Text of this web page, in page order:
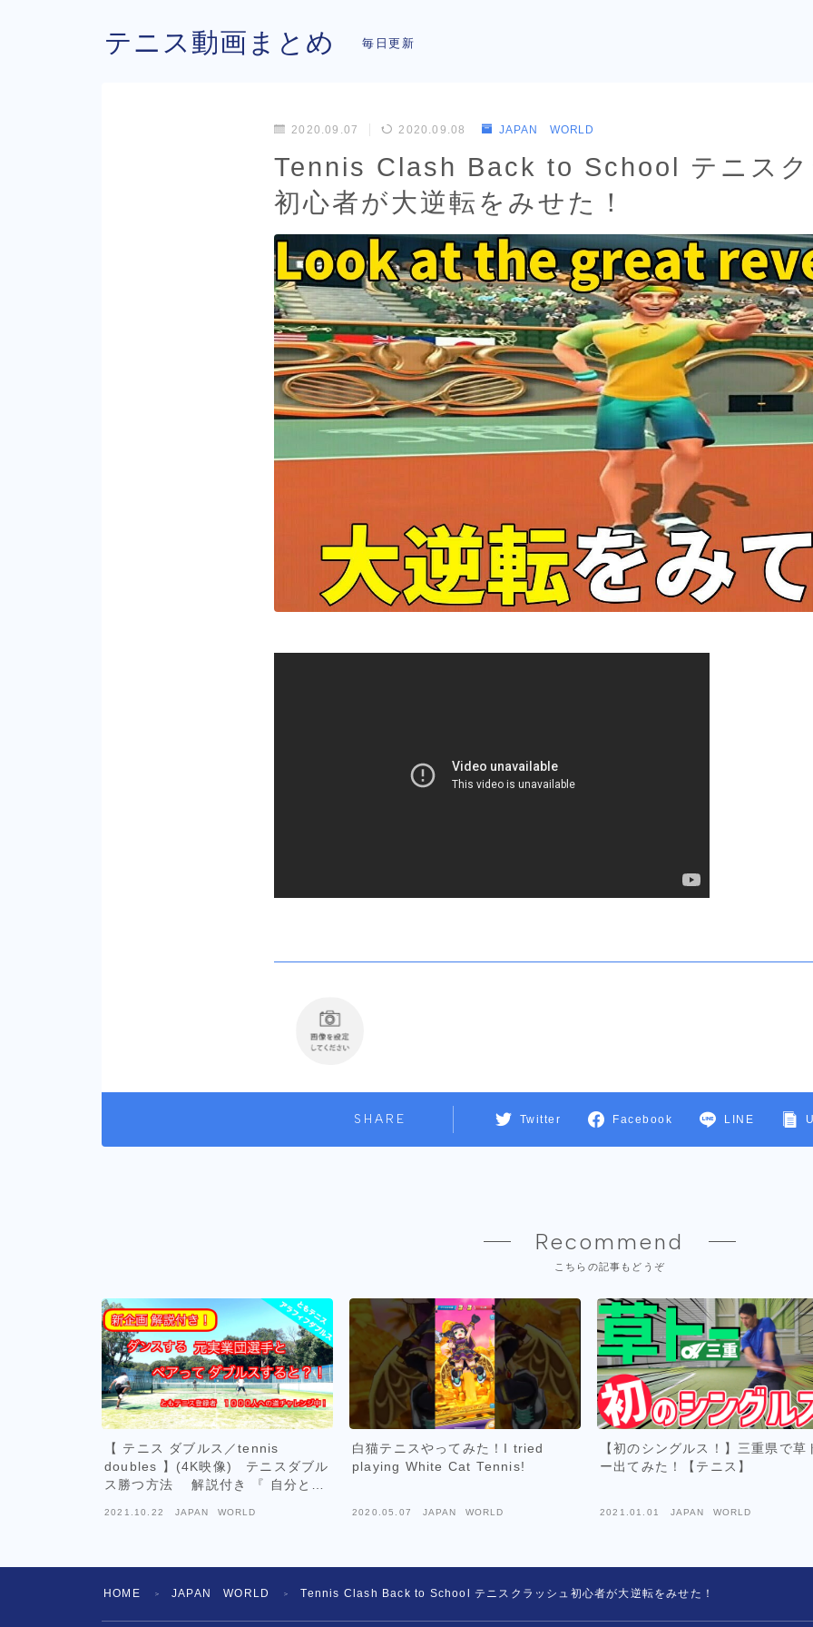
テニス動画まとめ 毎日更新
2020.09.07 2020.09.08 JAPAN WORLD
Tennis Clash Back to School テニスク
初心者が大逆転をみせた！
SHARE Twitter Facebook LINE
Recommend
こちらの記事もどうぞ
【 テニス ダブルス／tennis
doubles 】(4K映像) テニスダブル
ス勝つ方法 解説付き 『 自分と向
2021.10.22 JAPAN WORLD
白猫テニスやってみた！I tried
playing White Cat Tennis!
2020.05.07 JAPAN WORLD
【初のシングルス！】三重県で草
ー出てみた！【テニス】
2021.01.01 JAPAN WORLD
HOME ＞ JAPAN WORLD ＞ Tennis Clash Back to School テニスクラッシュ初心者が大逆転をみせた！